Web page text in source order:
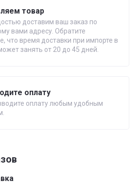
товар
доставим ваш заказ по
вами адресу. Обратите
что время доставки при импорте в
занять от 20 до 45 дней.
оплату
оплату любым удобным